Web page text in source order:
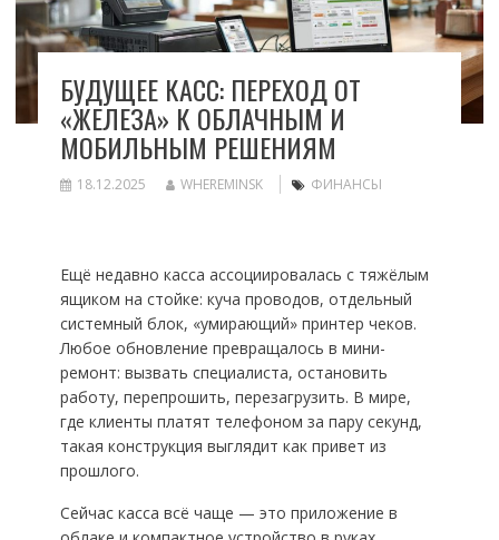
БУДУЩЕЕ КАСС: ПЕРЕХОД ОТ
«ЖЕЛЕЗА» К ОБЛАЧНЫМ И
МОБИЛЬНЫМ РЕШЕНИЯМ
18.12.2025 WHEREMINSK ФИНАНСЫ
Ещё недавно касса ассоциировалась с тяжёлым
ящиком на стойке: куча проводов, отдельный
системный блок, «умирающий» принтер чеков.
Любое обновление превращалось в мини-
ремонт: вызвать специалиста, остановить
работу, перепрошить, перезагрузить. В мире,
где клиенты платят телефоном за пару секунд,
такая конструкция выглядит как привет из
прошлого.
Сейчас касса всё чаще — это приложение в